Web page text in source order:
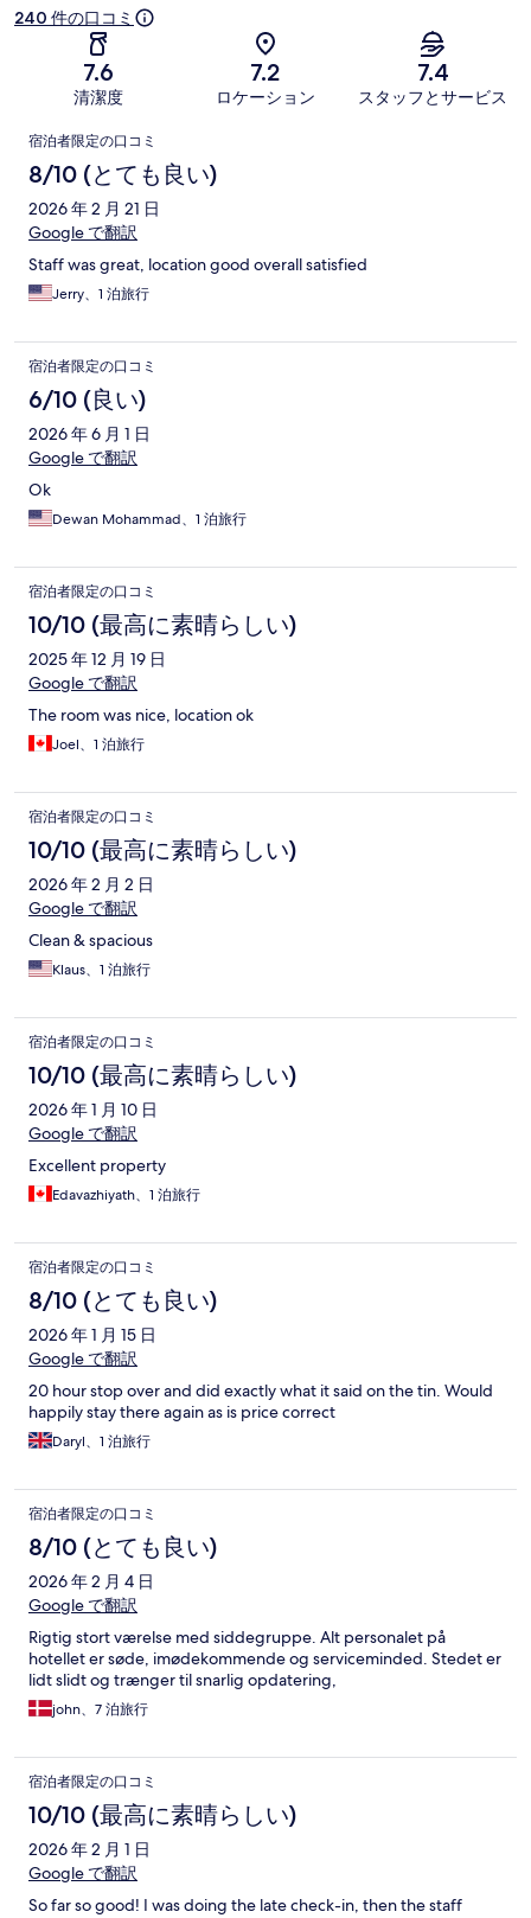
240 件の口コミ
7.6
清潔度
7.2
ロケーション
7.4
スタッフとサービス
口
コ
ミ
宿泊者限定の口コミ
8/10 (とても良い)
2026 年 2 月 21 日
Google で翻訳
Staff was great, location good overall satisfied
Jerry、1 泊旅行
宿泊者限定の口コミ
6/10 (良い)
2026 年 6 月 1 日
Google で翻訳
Ok
Dewan Mohammad、1 泊旅行
宿泊者限定の口コミ
10/10 (最高に素晴らしい)
2025 年 12 月 19 日
Google で翻訳
The room was nice, location ok
Joel、1 泊旅行
宿泊者限定の口コミ
10/10 (最高に素晴らしい)
2026 年 2 月 2 日
Google で翻訳
Clean & spacious
Klaus、1 泊旅行
宿泊者限定の口コミ
10/10 (最高に素晴らしい)
2026 年 1 月 10 日
Google で翻訳
Excellent property
Edavazhiyath、1 泊旅行
宿泊者限定の口コミ
8/10 (とても良い)
2026 年 1 月 15 日
Google で翻訳
20 hour stop over and did exactly what it said on the tin. Would
happily stay there again as is price correct
Daryl、1 泊旅行
宿泊者限定の口コミ
8/10 (とても良い)
2026 年 2 月 4 日
Google で翻訳
Rigtig stort værelse med siddegruppe. Alt personalet på
hotellet er søde, imødekommende og serviceminded. Stedet er
lidt slidt og trænger til snarlig opdatering,
john、7 泊旅行
宿泊者限定の口コミ
10/10 (最高に素晴らしい)
2026 年 2 月 1 日
Google で翻訳
So far so good! I was doing the late check-in, then the staff